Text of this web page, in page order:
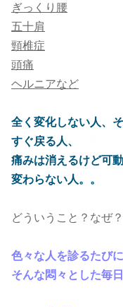
ぎっくり腰
五十肩
頸椎症
頭痛
ヘルニアなど
全く変化しない人、
すぐ戻る人、
痛みは消えるけど可
変わらない人。。
どういうこと？なぜ？
色々な人を診るたび
そんな悶々とした毎